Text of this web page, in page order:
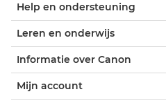
Help en ondersteuning
Leren en onderwijs
Informatie over Canon
Mijn account